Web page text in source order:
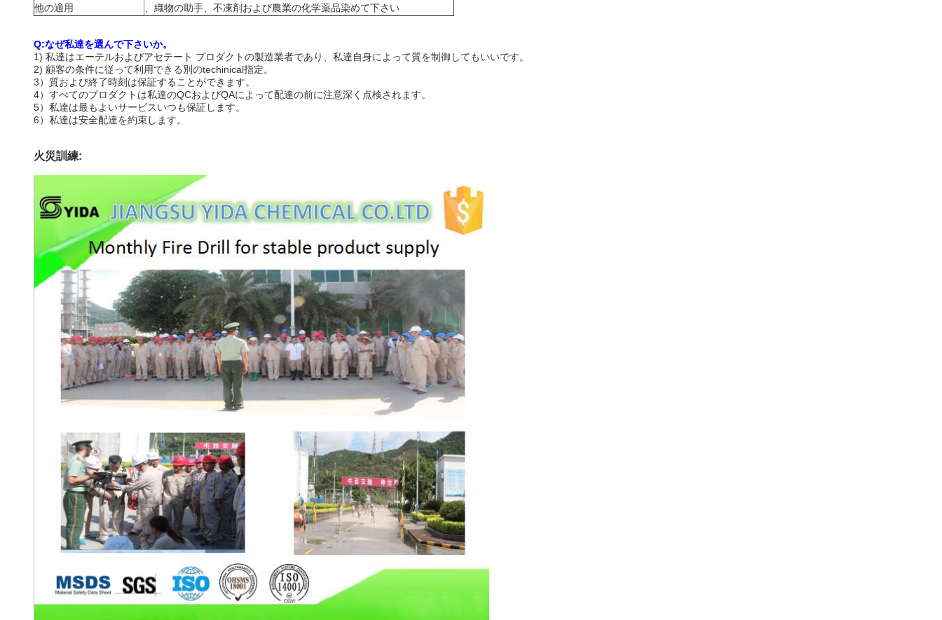
他の適用
、織物の助手、不凍剤および農業の化学薬品染めて下さい
Q:なぜ私達を選んで下さいか。
1) 私達はエーテルおよびアセテート プロダクトの製造業者であり、私達自身によって質を制御してもいいです。
2) 顧客の条件に従って利用できる別のtechinical指定。
3）質および終了時刻は保証することができます。
4）すべてのプロダクトは私達のQCおよびQAによって配達の前に注意深く点検されます。
5）私達は最もよいサービスいつも保証します。
6）私達は安全配達を約束します。
火災訓練: